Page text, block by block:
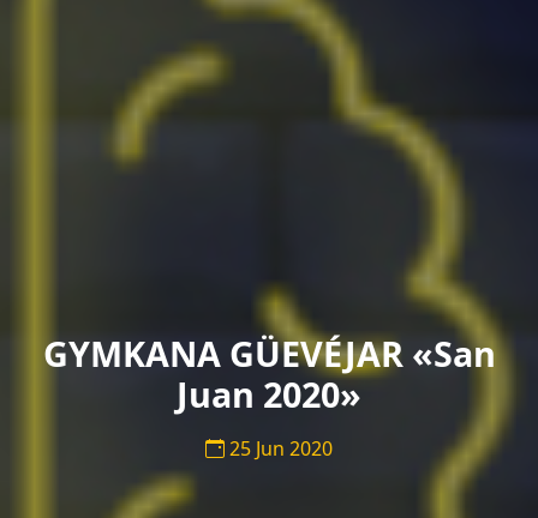
GYMKANA GÜEVÉJAR «San
Juan 2020»
25 Jun 2020